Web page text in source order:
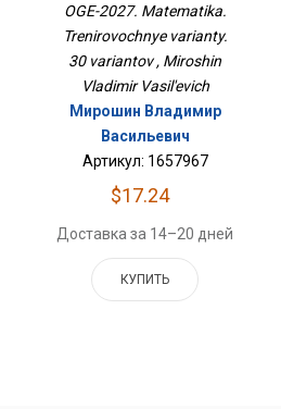
Варианты. 30 Вариантов
OGE-2027. Matematika.
Trenirovochnye varianty.
30 variantov , Miroshin
Vladimir Vasil'evich
Мирошин Владимир
Васильевич
Артикул: 1657967
$17.24
Доставка за 14–20 дней
КУПИТЬ